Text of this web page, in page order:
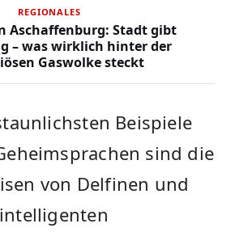
REGIONALES
Aschaffenburg: Stadt gibt
– was wirklich hinter der
Gaswolke steckt
Beispiele
sind die
von Delfinen und